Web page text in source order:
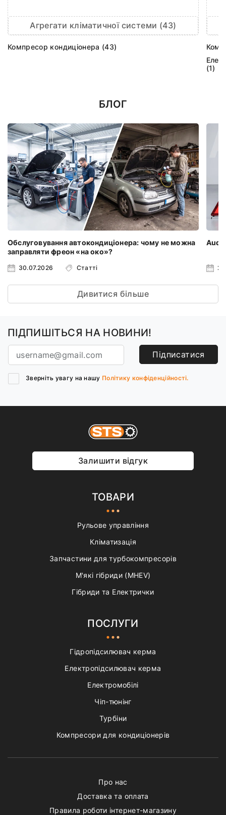
Агрегати кліматичної системи (43)
Компресор кондиціонера (43)
(1)
БЛОГ
Обслуговування автокондиціонера: чому не можна
заправляти фреон «на око»?
30.07.2026 Статті
Audi
Дивитися більше
ПІДПИШІТЬСЯ НА НОВИНИ!
Підписатися
Зверніть увагу на нашу Політику конфіденційності.
Залишити відгук
ТОВАРИ
Рульове управління
Кліматизація
Запчастини для турбокомпресорів
М'які гібриди (MHEV)
Гібриди та Електрички
ПОСЛУГИ
Гідропідсилювач керма
Електропідсилювач керма
Електромобілі
Чіп-тюнінг
Турбіни
Компресори для кондиціонерів
Про нас
Доставка та оплата
Правила роботи інтернет-магазину